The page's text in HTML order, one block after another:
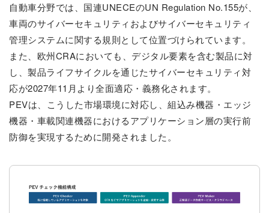
自動車分野では、国連UNECEのUN Regulation No.155が、
車両のサイバーセキュリティおよびサイバーセキュリティ
管理システムに関する規則として位置づけられています。
また、欧州CRAにおいても、デジタル要素を含む製品に対
し、製品ライフサイクルを通じたサイバーセキュリティ対
応が2027年11月より全面適応・義務化されます。
PEVは、こうした市場環境に対応し、組込み機器・エッジ
機器・車載関連機器におけるアプリケーション層の実行前
防御を実現するために開発されました。